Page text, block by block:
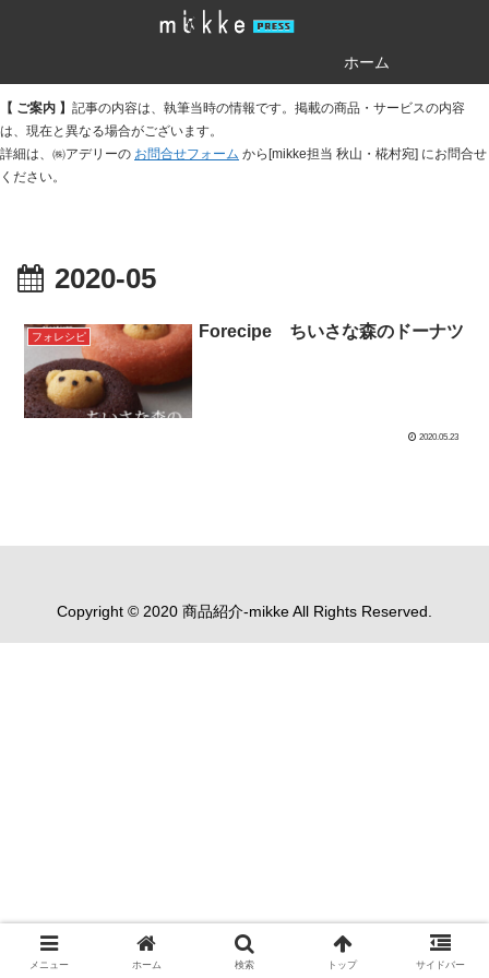
ホーム
【 ご案内 】 記事の内容は、執筆当時の情報です。掲載の商品・サービスの内容
は、現在と異なる場合がございます。
詳細は、㈱アデリーの お問合せフォーム から[mikke担当 秋山・椛村宛] にお問合せ
ください。
2020-05
フォレシピ Forecipe ちいさな森のドーナツ
2020.05.23
Copyright © 2020 商品紹介-mikke All Rights Reserved.
メニュー ホーム 検索 トップ サイドバー